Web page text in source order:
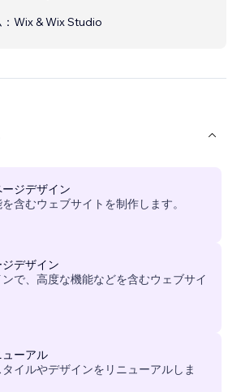
Wix & Wix Studio
ジデザイン
含むウェブサイトを制作します。
デザイン
で、高度な機能などを含むウェブサイ
ーアル
イルやデザインをリニューアルしま